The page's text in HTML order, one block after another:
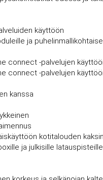
käyttöön
ja
connect -palvelujen
connect -palvelujen
kanssa
kotitalouden
ja julkisille